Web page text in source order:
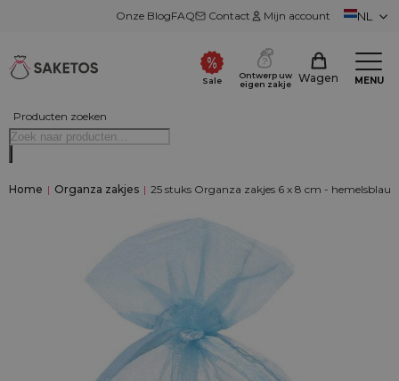
Onze BlogFAQ Contact Mijn account NL
Producten zoeken
Sale
Ontwerp uw
eigen zakje
Wagen MENU
Home | Organza zakjes | 25 stuks Organza zakjes 6 x 8 cm -